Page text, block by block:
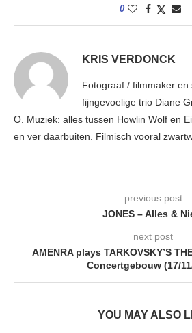
0
KRIS VERDONCK
Fotograaf / filmmaker
fijngevoelige trio Diane
O. Muziek: alles tussen Howlin Wolf en
en ver daarbuiten. Filmisch vooral
previous post
JONES – Alles &
next post
AMENRA plays TARKOVSKY’S
Concertgebouw (17/
YOU MAY ALSO